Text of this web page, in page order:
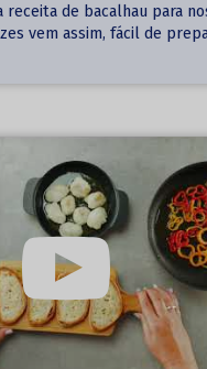
receita de bacalhau para
vem assim, fácil de